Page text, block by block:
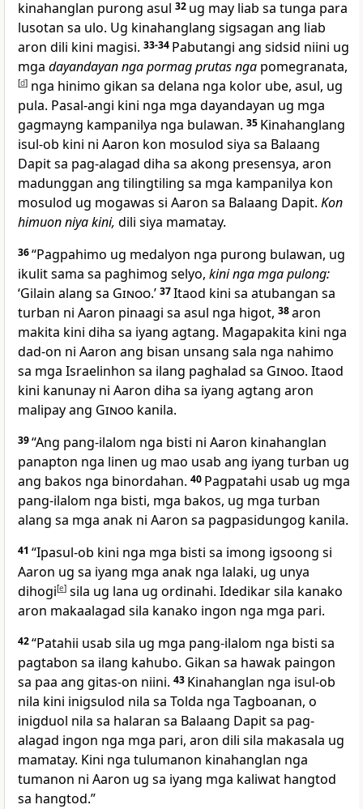
kinahanglan purong asul 32 ug may liab sa tunga para
lusotan sa ulo. Ug kinahanglang sigsagan ang liab
aron dili kini magisi. 33-34 Pabutangi ang sidsid niini ug
mga dayandayan nga pormag prutas nga pomegranata,
[d] nga hinimo gikan sa delana nga kolor ube, asul, ug
pula. Pasal-angi kini nga mga dayandayan ug mga
gagmayng kampanilya nga bulawan. 35 Kinahanglang
isul-ob kini ni Aaron kon mosulod siya sa Balaang
Dapit sa pag-alagad diha sa akong presensya, aron
madunggan ang tilingtiling sa mga kampanilya kon
mosulod ug mogawas si Aaron sa Balaang Dapit. Kon
himuon niya kini, dili siya mamatay.
36“Pagpahimo ug medalyon nga purong bulawan, ug
ikulit sama sa paghimog selyo, kini nga mga pulong:
‘Gilain alang sa Ginoo.’ 37Itaod kini sa atubangan sa
turban ni Aaron pinaagi sa asul nga higot, 38aron
makita kini diha sa iyang agtang. Magapakita kini nga
dad-on ni Aaron ang bisan unsang sala nga nahimo
sa mga Israelinhon sa ilang paghalad sa Ginoo. Itaod
kini kanunay ni Aaron diha sa iyang agtang aron
malipay ang Ginoo kanila.
39“Ang pang-ilalom nga bisti ni Aaron kinahanglan
panapton nga linen ug mao usab ang iyang turban ug
ang bakos nga binordahan. 40 Pagpatahi usab ug mga
pang-ilalom nga bisti, mga bakos, ug mga turban
alang sa mga anak ni Aaron sa pagpasidungog kanila.
41 “Ipasul-ob kini nga mga bisti sa imong igsoong si
Aaron ug sa iyang mga anak nga lalaki, ug unya
dihogi[e] sila ug lana ug ordinahi. Idedikar sila kanako
aron makaalagad sila kanako ingon nga mga pari.
42“Patahii usab sila ug mga pang-ilalom nga bisti sa
pagtabon sa ilang kahubo. Gikan sa hawak paingon
sa paa ang gitas-on niini. 43 Kinahanglan nga isul-ob
nila kini inigsulod nila sa Tolda nga Tagboanan, o
inigduol nila sa halaran sa Balaang Dapit sa pag-
alagad ingon nga mga pari, aron dili sila makasala ug
mamatay. Kini nga tulumanon kinahanglan nga
tumanon ni Aaron ug sa iyang mga kaliwat hangtod
sa hangtod.”